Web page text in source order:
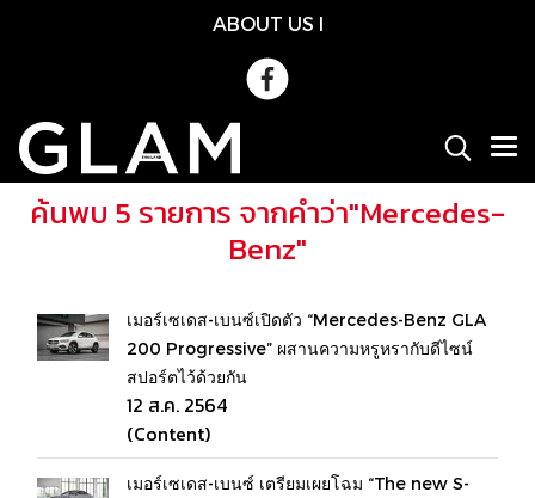
ABOUT US l
ค้นพบ 5 รายการ จากคำว่า"Mercedes-
Benz"
เมอร์เซเดส-เบนซ์เปิดตัว “Mercedes-Benz GLA
200 Progressive” ผสานความหรูหรากับดีไซน์
สปอร์ตไว้ด้วยกัน
12 ส.ค. 2564
(Content)
เมอร์เซเดส-เบนซ์ เตรียมเผยโฉม “The new S-